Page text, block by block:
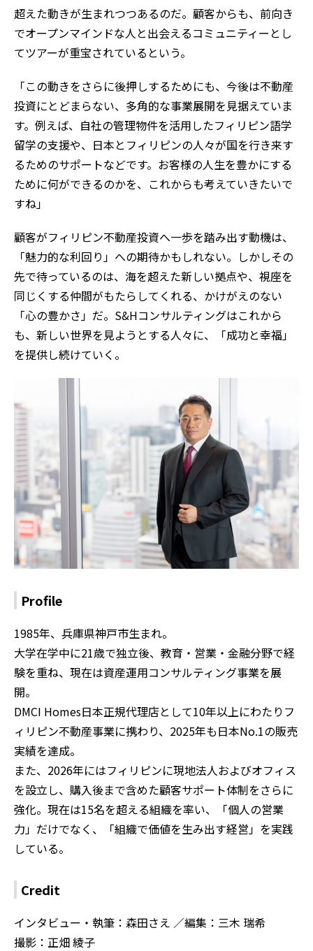
超えた動きが生まれつつあるのだ。顧客からも、前向き
でオープンマインドな人と出会えるコミュニティーとし
てツアーが重宝されているという。
「この動きをさらに後押しするためにも、今後は不動産
投資にとどまらない、多角的な事業展開を見据えていま
す。例えば、自社の管理物件を活用したフィリピン語学
留学の支援や、日本とフィリピンの人々が国を行き来す
るためのサポートなどです。お客様の人生を豊かにする
ために何ができるのかを、これからも考えていきたいで
すね」
顧客がフィリピン不動産投資へ一歩を踏み出す動機は、
「魅力的な利回り」への期待かもしれない。しかしその
先で待っているのは、海を超えた新しい拠点や、視座を
同じくする仲間がもたらしてくれる、かけがえのない
「心の豊かさ」だ。S&Hコンサルティングはこれから
も、新しい世界を見ようとする人々に、「成功と幸福」
を提供し続けていく。
Profile
1985年、兵庫県神戸市生まれ。
大学在学中に21歳で独立後、教育・営業・金融分野で経
験を重ね、現在は資産運用コンサルティング事業を展
開。
DMCI Homes日本正規代理店として10年以上にわたりフ
ィリピン不動産事業に携わり、2025年も日本No.1の販売
実績を達成。
また、2026年にはフィリピンに現地法人およびオフィス
を設立し、購入後まで含めた顧客サポート体制をさらに
強化。現在は15名を超える組織を率い、「個人の営業
力」だけでなく、「組織で価値を生み出す経営」を実践
している。
Credit
インタビュー・執筆：森田さえ ／編集：三木 瑞希
撮影：正畑 綾子